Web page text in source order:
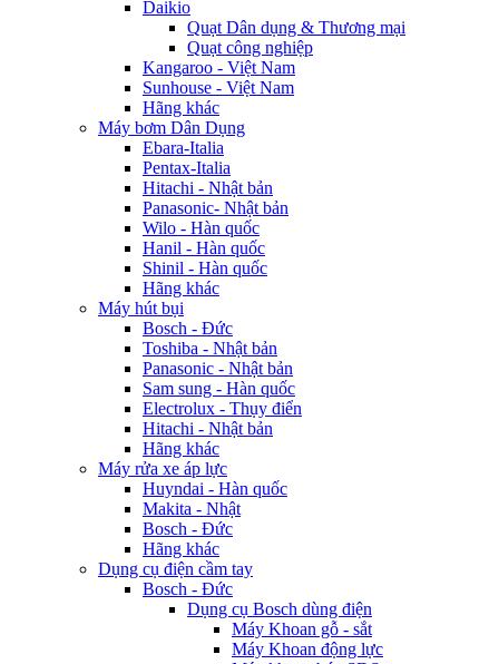
Daikio
Quạt Dân dụng & Thương mại
Quạt công nghiệp
Kangaroo - Việt Nam
Sunhouse - Việt Nam
Hãng khác
Máy bơm Dân Dụng
Ebara-Italia
Pentax-Italia
Hitachi - Nhật bản
Panasonic- Nhật bản
Wilo - Hàn quốc
Hanil - Hàn quốc
Shinil - Hàn quốc
Hãng khác
Máy hút bụi
Bosch - Đức
Toshiba - Nhật bản
Panasonic - Nhật bản
Sam sung - Hàn quốc
Electrolux - Thụy điển
Hitachi - Nhật bản
Hãng khác
Máy rửa xe áp lực
Huyndai - Hàn quốc
Makita - Nhật
Bosch - Đức
Hãng khác
Dụng cụ điện cầm tay
Bosch - Đức
Dụng cụ Bosch dùng điện
Máy Khoan gỗ - sắt
Máy Khoan động lực